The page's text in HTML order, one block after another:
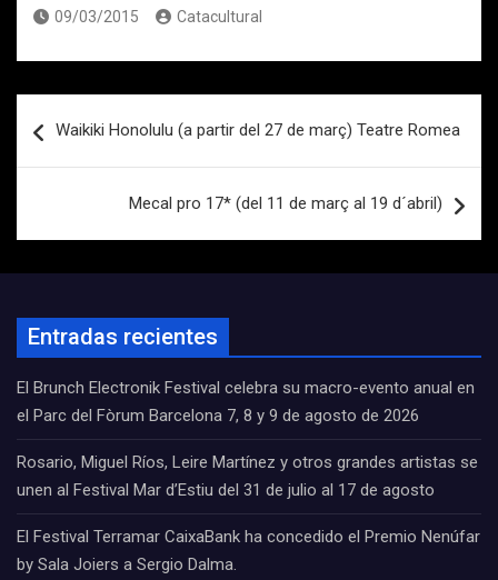
09/03/2015 Catacultural
de
Waikiki Honolulu (a partir del 27 de març) Teatre Romea
Mecal pro 17* (del 11 de març al 19 d´abril)
Entradas recientes
El Brunch Electronik Festival celebra su macro-evento anual en
el Parc del Fòrum Barcelona 7, 8 y 9 de agosto de 2026
Rosario, Miguel Ríos, Leire Martínez y otros grandes artistas se
unen al Festival Mar d’Estiu del 31 de julio al 17 de agosto
El Festival Terramar CaixaBank ha concedido el Premio Nenúfar
by Sala Joiers a Sergio Dalma.